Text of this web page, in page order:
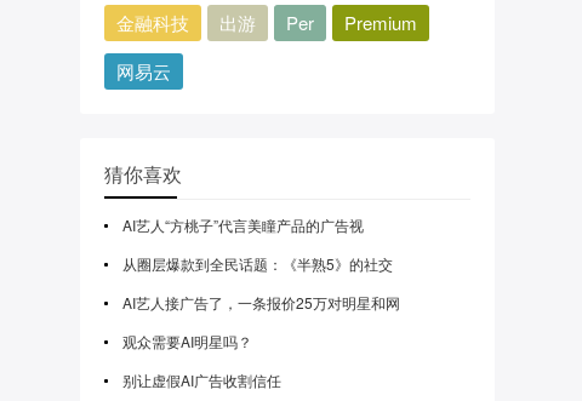
金融科技
出游 Per
Premium
网易云
猜你喜欢
AI艺人“方桃子”代言美瞳产品的广告视
从圈层爆款到全民话题：《半熟5》的社交
AI艺人接广告了，一条报价25万对明星和网
观众需要AI明星吗？
别让虚假AI广告收割信任